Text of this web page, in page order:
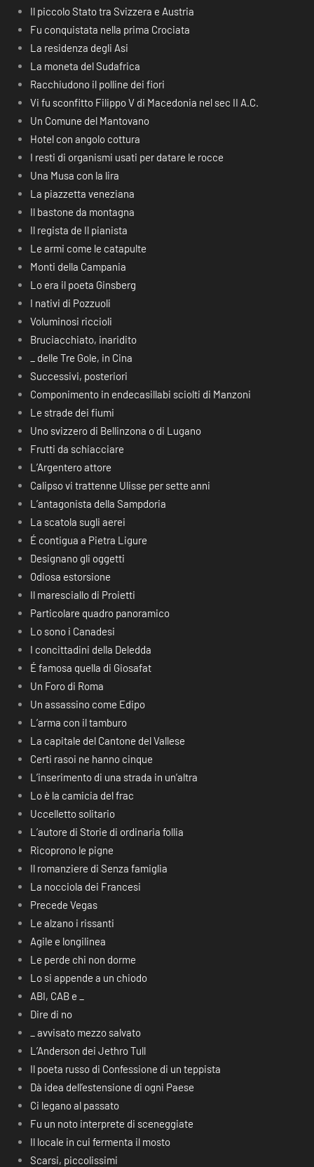
Il piccolo Stato tra Svizzera e Austria
Fu conquistata nella prima Crociata
La residenza degli Asi
La moneta del Sudafrica
Racchiudono il polline dei fiori
Vi fu sconfitto Filippo V di Macedonia nel sec II A.C.
Un Comune del Mantovano
Hotel con angolo cottura
I resti di organismi usati per datare le rocce
Una Musa con la lira
La piazzetta veneziana
Il bastone da montagna
Il regista de Il pianista
Le armi come le catapulte
Monti della Campania
Lo era il poeta Ginsberg
I nativi di Pozzuoli
Voluminosi riccioli
Bruciacchiato, inaridito
_ delle Tre Gole, in Cina
Successivi, posteriori
Componimento in endecasillabi sciolti di Manzoni
Le strade dei fiumi
Uno svizzero di Bellinzona o di Lugano
Frutti da schiacciare
L’Argentero attore
Calipso vi trattenne Ulisse per sette anni
L’antagonista della Sampdoria
La scatola sugli aerei
É contigua a Pietra Ligure
Designano gli oggetti
Odiosa estorsione
Il maresciallo di Proietti
Particolare quadro panoramico
Lo sono i Canadesi
I concittadini della Deledda
É famosa quella di Giosafat
Un Foro di Roma
Un assassino come Edipo
L’arma con il tamburo
La capitale del Cantone del Vallese
Certi rasoi ne hanno cinque
L’inserimento di una strada in un’altra
Lo è la camicia del frac
Uccelletto solitario
L’autore di Storie di ordinaria follia
Ricoprono le pigne
Il romanziere di Senza famiglia
La nocciola dei Francesi
Precede Vegas
Le alzano i rissanti
Agile e longilinea
Le perde chi non dorme
Lo si appende a un chiodo
ABI, CAB e _
Dire di no
_ avvisato mezzo salvato
L’Anderson dei Jethro Tull
Il poeta russo di Confessione di un teppista
Dà idea dell’estensione di ogni Paese
Ci legano al passato
Fu un noto interprete di sceneggiate
Il locale in cui fermenta il mosto
Scarsi, piccolissimi